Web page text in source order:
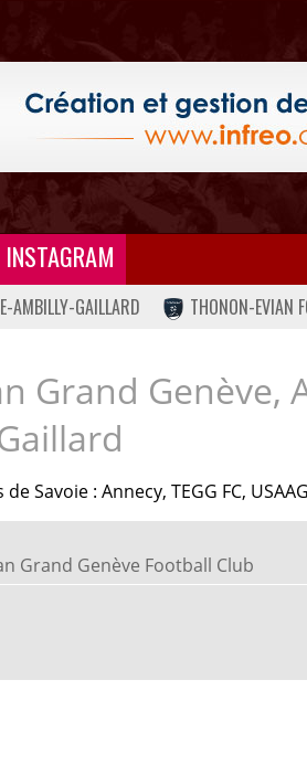
INSTAGRAM
AMBILLY-GAILLARD THONON-EVIAN
Grand Genève,
Savoie : Annecy, TEGG FC,
Grand Genève Football Club